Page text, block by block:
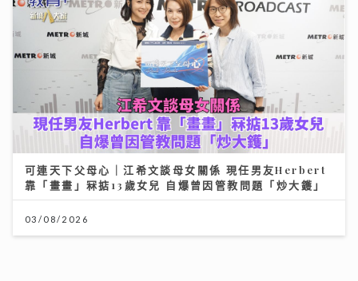
可連天下父母心｜江希文談母女關係 現任男友Herbert
靠「畫畫」冧掂13歲女兒 自爆曾因管教問題「炒大鑊」
03/08/2026